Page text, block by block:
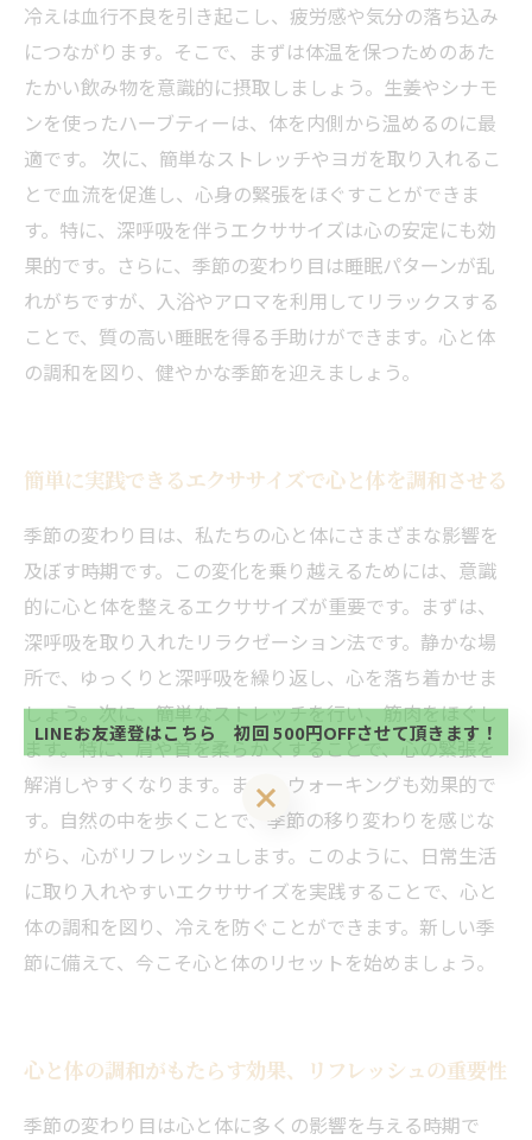
冷えは血行不良を引き起こし、疲労感や気分の落ち込み
につながります。そこで、まずは体温を保つためのあた
たかい飲み物を意識的に摂取しましょう。生姜やシナモ
ンを使ったハーブティーは、体を内側から温めるのに最
適です。 次に、簡単なストレッチやヨガを取り入れるこ
とで血流を促進し、心身の緊張をほぐすことができま
す。特に、深呼吸を伴うエクササイズは心の安定にも効
果的です。さらに、季節の変わり目は睡眠パターンが乱
れがちですが、入浴やアロマを利用してリラックスする
ことで、質の高い睡眠を得る手助けができます。心と体
の調和を図り、健やかな季節を迎えましょう。
簡単に実践できるエクササイズで心と体を調和させる
季節の変わり目は、私たちの心と体にさまざまな影響を
及ぼす時期です。この変化を乗り越えるためには、意識
的に心と体を整えるエクササイズが重要です。まずは、
深呼吸を取り入れたリラクゼーション法です。静かな場
所で、ゆっくりと深呼吸を繰り返し、心を落ち着かせま
しょう。次に、簡単なストレッチを行い、筋肉をほぐし
ます。特に、肩や首を柔らかくすることで、心の緊張を
解消しやすくなります。また、ウォーキングも効果的で
す。自然の中を歩くことで、季節の移り変わりを感じな
がら、心がリフレッシュします。このように、日常生活
に取り入れやすいエクササイズを実践することで、心と
体の調和を図り、冷えを防ぐことができます。新しい季
節に備えて、今こそ心と体のリセットを始めましょう。
心と体の調和がもたらす効果、リフレッシュの重要性
季節の変わり目は心と体に多くの影響を与える時期で
当サロンの公式LINE@にお友達登録頂いたお客様は
初回 500円OFFさせて頂きます。 既に 追加済の
方、不必要な方 お手数ですが、✖印でお閉じ下さ
い。
LINEお友達登はこちら 初回 500円OFFさせて頂きます！
当サロンの公式LINE@にお友達登録頂いたお客様は
初回 500円OFFさせて頂きます。 既に 追加済の
方、不必要な方 お手数ですが、✖印でお閉じ下さ
い。
LINEお友達登はこちら 初回 500円OFFさせて頂きます！